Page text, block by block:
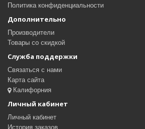
Политика конфиденциальности
Дополнительно
Производители
Товары со скидкой
Служба поддержки
Связаться с нами
Карта сайта
Калифорния
Личный кабинет
Личный кабинет
История заказов